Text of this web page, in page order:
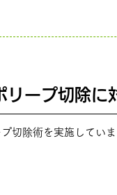
リープ切除に
切除術を実施してい